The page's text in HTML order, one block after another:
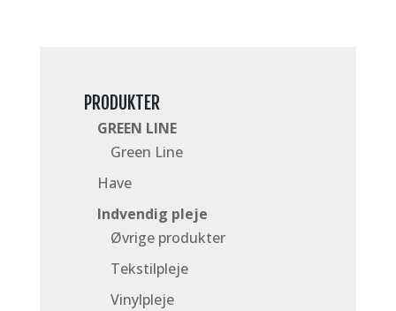
PRODUKTER
GREEN LINE
Green Line
Have
Indvendig pleje
Øvrige produkter
Tekstilpleje
Vinylpleje